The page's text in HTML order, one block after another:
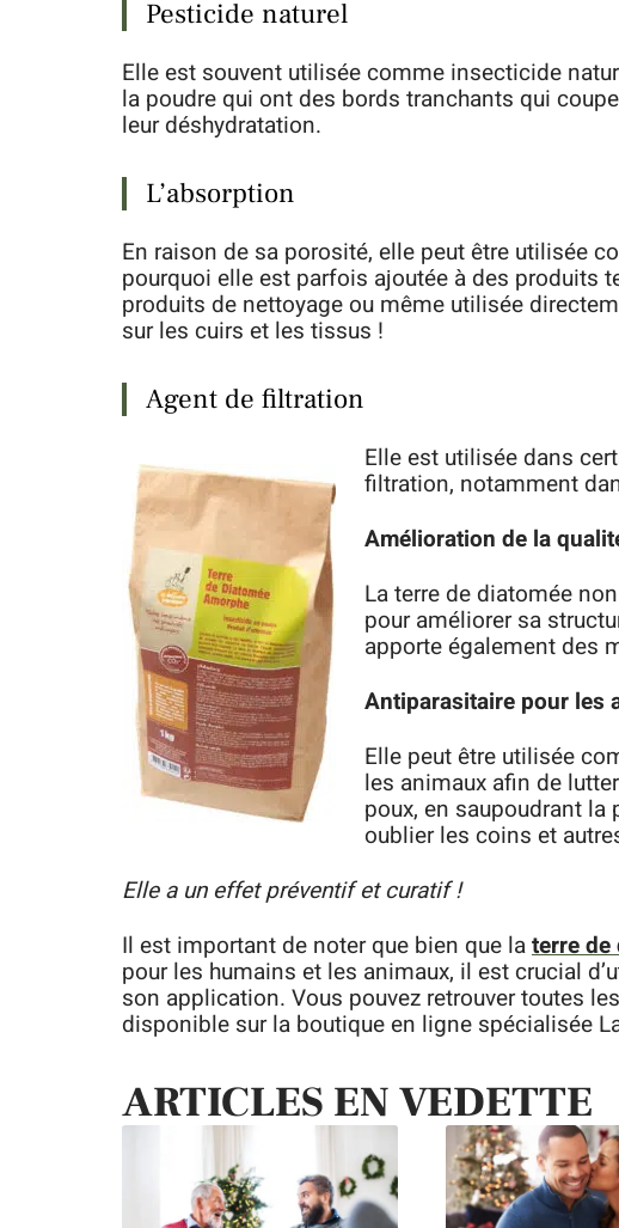
Pesticide naturel
Elle est souvent utilisée comme insecticide
la poudre qui ont des bords tranchants qui
leur déshydratation.
L’absorption
En raison de sa porosité, elle peut être utilisée
pourquoi elle est parfois ajoutée à des produits
produits de nettoyage ou même utilisée
sur les cuirs et les tissus !
Agent de filtration
Elle est utilisée dans
filtration, notamment
Amélioration de la
La terre de diatomée
pour améliorer sa
apporte également des
Antiparasitaire pour les
Elle peut être utilisée
les animaux afin de
poux, en saupoudrant la
oublier les coins et
Elle a un effet préventif et curatif !
Il est important de noter que bien que laterre
pour les humains et les animaux, il est crucial
son application. Vous pouvez retrouver toutes
disponible sur la boutique en ligne spécialisée
ARTICLES EN VEDETTE